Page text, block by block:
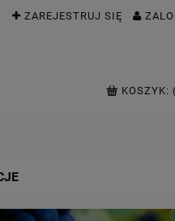
ZAREJESTRUJ SIĘ
KOSZYK: